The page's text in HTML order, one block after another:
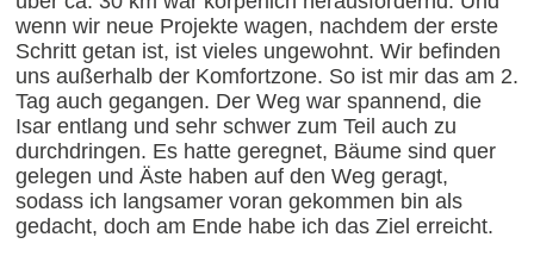
wenn wir neue Projekte wagen, nachdem der erste
Schritt getan ist, ist vieles ungewohnt. Wir befinden
uns außerhalb der Komfortzone. So ist mir das am 2.
Tag auch gegangen. Der Weg war spannend, die
Isar entlang und sehr schwer zum Teil auch zu
durchdringen. Es hatte geregnet, Bäume sind quer
gelegen und Äste haben auf den Weg geragt,
sodass ich langsamer voran gekommen bin als
gedacht, doch am Ende habe ich das Ziel erreicht.